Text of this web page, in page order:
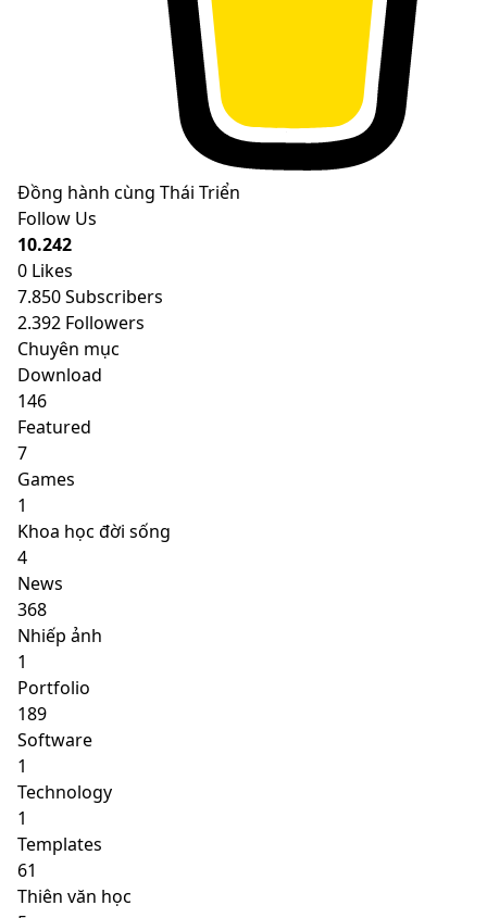
Đồng hành cùng Thái Triển
Follow Us
10.242
0 Likes
7.850Subscribers
2.392 Followers
Chuyên mục
Download
146
Featured
7
Games
1
Khoa học đời sống
4
News
368
Nhiếp ảnh
1
Portfolio
189
Software
1
Technology
1
Templates
61
Thiên văn học